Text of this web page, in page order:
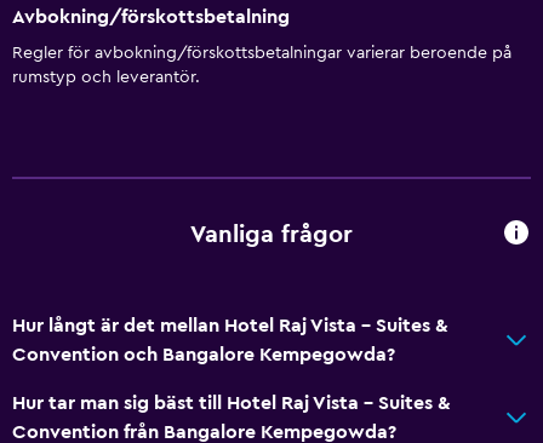
Avbokning/förskottsbetalning
Regler för avbokning/förskottsbetalningar varierar beroende på
rumstyp och leverantör.
Vanliga frågor
Hur långt är det mellan Hotel Raj Vista - Suites &
Convention och Bangalore Kempegowda?
Hur tar man sig bäst till Hotel Raj Vista - Suites &
Convention från Bangalore Kempegowda?